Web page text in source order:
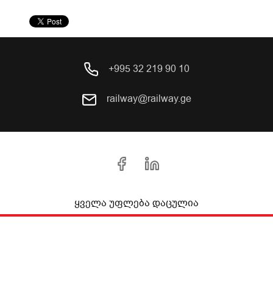
+995 32 219 90 10
railway@railway.ge
ყველა უფლება დაცულია